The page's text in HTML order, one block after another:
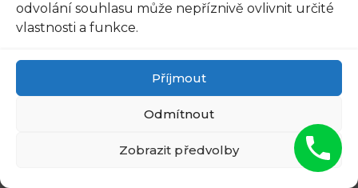
odvolání souhlasu může nepříznivě ovlivnit určité
vlastnosti a funkce.
Příjmout
Odmítnout
Zobrazit předvolby
toto nezabere, ⁢ještě se nevzdávejte!
Poslední možností je zavolat si odborníky.
Existuje mnoho profesionálních autoservisů,
Mají vyškolený personál a⁤ speciální nástroje,
které jim umožní otevřít váš vůz bez poškození.
Samozřejmě, s touto možností přichází cena, ale